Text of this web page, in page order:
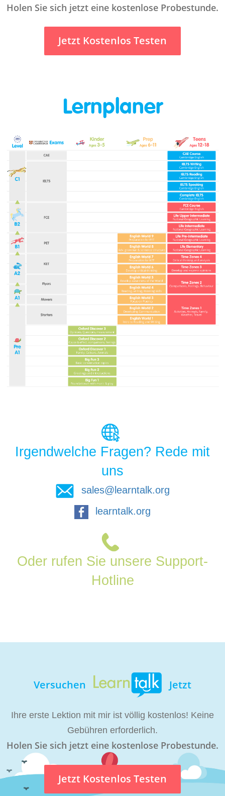
Holen Sie sich jetzt eine kostenlose Probestunde.
Jetzt Kostenlos Testen
Lernplaner
Irgendwelche Fragen? Rede mit
uns
sales@learntalk.org
learntalk.org
Oder rufen Sie unsere Support-
Hotline
Versuchen Jetzt
Ihre erste Lektion mit mir ist völlig kostenlos! Keine
Gebühren erforderlich.
Holen Sie sich jetzt eine kostenlose Probestunde.
Jetzt Kostenlos Testen